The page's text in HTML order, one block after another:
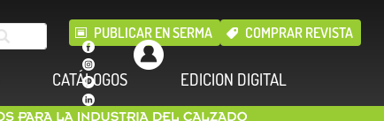
PUBLICAR EN SERMA COMPRAR REVISTA
CATÁLOGOS EDICION DIGITAL